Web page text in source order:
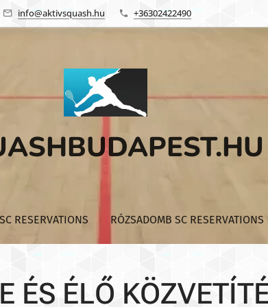
info@aktivsquash.hu +36302422490
RESERVATIONS RÓZSADOMB SC RESERVATIONS
ÉS ÉLŐ